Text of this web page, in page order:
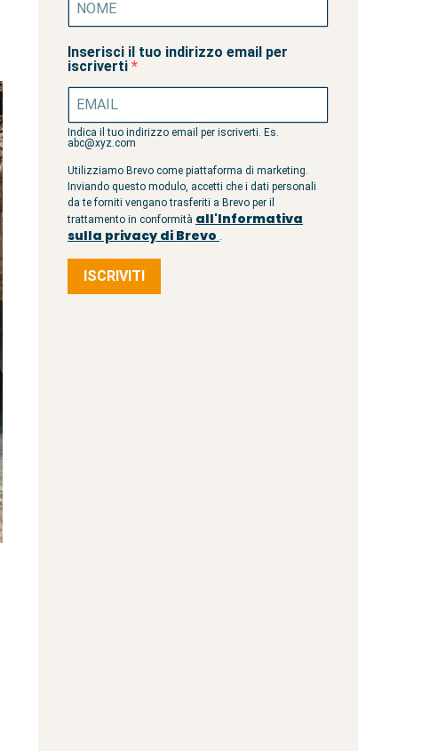
Inserisci il tuo indirizzo email per
iscriverti
Indica il tuo indirizzo email per iscriverti. Es.
abc@xyz.com
Utilizziamo Brevo come piattaforma di marketing.
Inviando questo modulo, accetti che i dati personali
da te forniti vengano trasferiti a Brevo per il
trattamento in conformità all'Informativa
sulla privacy di Brevo
ISCRIVITI